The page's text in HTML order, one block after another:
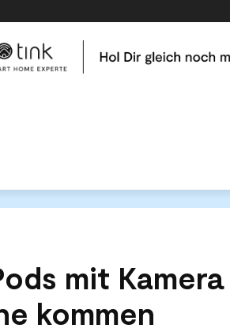
mit Kamera
kommen